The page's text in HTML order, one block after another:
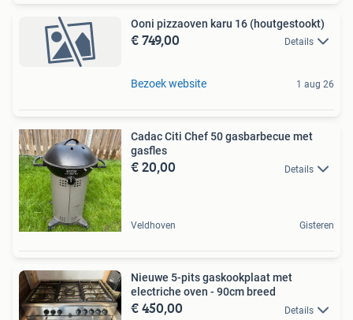
Ooni pizzaoven karu 16 (houtgestookt)
€ 749,00 Details
Bezoek website 1 aug 26
Cadac Citi Chef 50 gasbarbecue met
gasfles
€ 20,00 Details
Veldhoven Gisteren
Nieuwe 5-pits gaskookplaat met
electriche oven - 90cm breed
€ 450,00 Details